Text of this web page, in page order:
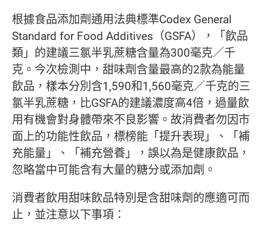
根據食品添加劑通用法典標準Codex General
Standard for Food Additives（GSFA），「飲品
類」的建議三氯半乳蔗糖含量為300毫克／千
克。今次檢測中，甜味劑含量最高的2款為能量
飲品，樣本分別含1,590和1,560毫克／千克的三
氯半乳蔗糖，比GSFA的建議濃度高4倍，過量飲
用有機會對身體帶來不良影響。故消費者勿因市
面上的功能性飲品，標榜能「提升表現」、「補
充能量」、「補充營養」，誤以為是健康飲品，
忽略當中可能含有大量的糖分或添加劑。
消費者飲用甜味飲品特別是含甜味劑的應適可而
止，並注意以下事項：